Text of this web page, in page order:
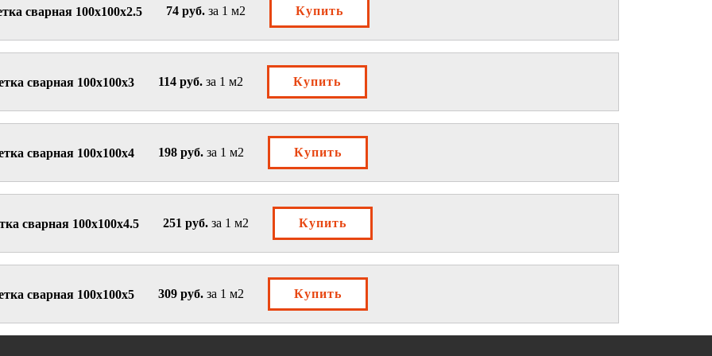
сварная 100х100х2.5 74 руб.за 1 м2 Купить
сварная 100х100х3 114 руб. за 1 м2 Купить
сварная 100х100х4 198 руб.за 1 м2 Купить
сварная 100х100х4.5 251 руб.за 1 м2 Купить
сварная 100х100х5 309 руб.за 1 м2 Купить